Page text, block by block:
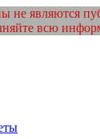
не являются
всю